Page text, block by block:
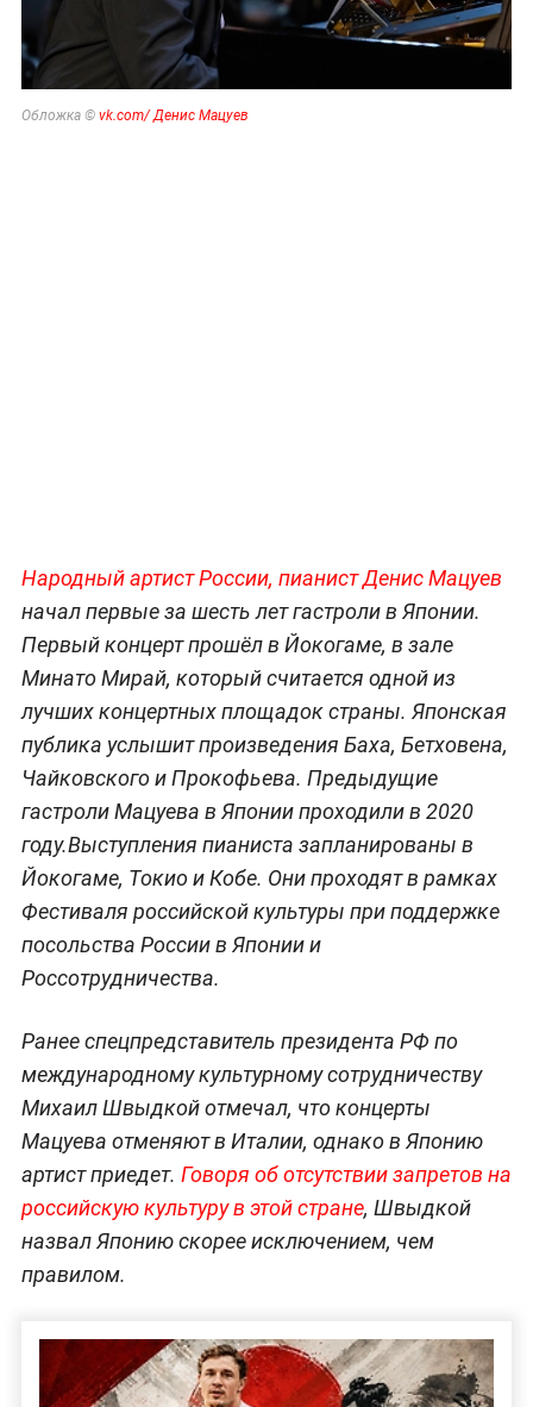
Обложка © vk.com/ Денис Мацуев
Народный артист России, пианист Денис Мацуев
начал первые за шесть лет гастроли в Японии.
Первый концерт прошёл в Йокогаме, в зале
Минато Мирай, который считается одной из
лучших концертных площадок страны. Японская
публика услышит произведения Баха, Бетховена,
Чайковского и Прокофьева. Предыдущие
гастроли Мацуева в Японии проходили в 2020
году.Выступления пианиста запланированы в
Йокогаме, Токио и Кобе. Они проходят в рамках
Фестиваля российской культуры при поддержке
посольства России в Японии и
Россотрудничества.
Ранее спецпредставитель президента РФ по
международному культурному сотрудничеству
Михаил Швыдкой отмечал, что концерты
Мацуева отменяют в Италии, однако в Японию
артист приедет. Говоря об отсутствии запретов на
российскую культуру в этой стране, Швыдкой
назвал Японию скорее исключением, чем
правилом.